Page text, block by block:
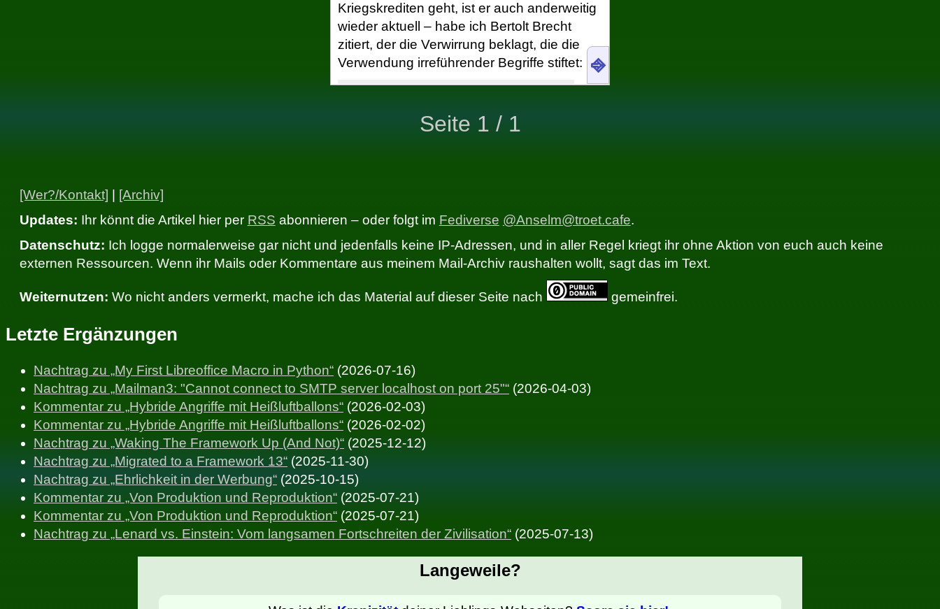
Kriegskrediten geht, ist er auch anderweitig
wieder aktuell – habe ich Bertolt Brecht
zitiert, der die Verwirrung beklagt, die die
Verwendung irreführender Begriffe stiftet:
Wer in unserer Zeit [1935] statt
Landbesitz sagt unterstützt schon
Wer statt „<Land>“ „Regierung von
<Land>“ oder, wenn in Wirklichkeit
das gemeint ist, „Bevölkerung von
viel moderne
Weisheit. Wer sie so schon glaubt, kann mit
dem Lesen hier aufhören.
Was ist ein Land?
Aussagen wie „Deutschland braucht jetzt
ein radikales Konjunkturprogramm“ sind
unabhängig von der wirklich fürchterlichen
Annahme der Nützlichkeit von
Wirtschaftswachstum und dem Subtext der
Forderung nach weiterem Sozialabbau
schon deshalb verwirrende Propaganda,
⎆
Seite 1 / 1
[Wer?/Kontakt]
[Archiv]
Updates: Ihr könnt die Artikel hier per RSS abonnieren – oder folgt im Fediverse @Anselm@troet.cafe.
Datenschutz: Ich logge normalerweise gar nicht und jedenfalls keine IP-Adressen, und in aller Regel kriegt ihr ohne Aktion von euch auch keine
externen Ressourcen. Wenn ihr Mails oder Kommentare aus meinem Mail-Archiv raushalten wollt, sagt das im Text.
Weiternutzen: Wo nicht anders vermerkt, mache ich das Material auf dieser Seite nach gemeinfrei.
Letzte Ergänzungen
Nachtrag zu „My First Libreoffice Macro in Python“ (2026-07-16)
Nachtrag zu „Mailman3: "Cannot connect to SMTP server localhost on port 25"“ (2026-04-03)
Kommentar zu „Hybride Angriffe mit Heißluftballons“ (2026-02-03)
Kommentar zu „Hybride Angriffe mit Heißluftballons“ (2026-02-02)
Nachtrag zu „Waking The Framework Up (And Not)“ (2025-12-12)
Nachtrag zu „Migrated to a Framework 13“ (2025-11-30)
Nachtrag zu „Ehrlichkeit in der Werbung“ (2025-10-15)
Kommentar zu „Von Produktion und Reproduktion“ (2025-07-21)
Kommentar zu „Von Produktion und Reproduktion“ (2025-07-21)
Nachtrag zu „Lenard vs. Einstein: Vom langsamen Fortschreiten der Zivilisation“ (2025-07-13)
Langeweile?